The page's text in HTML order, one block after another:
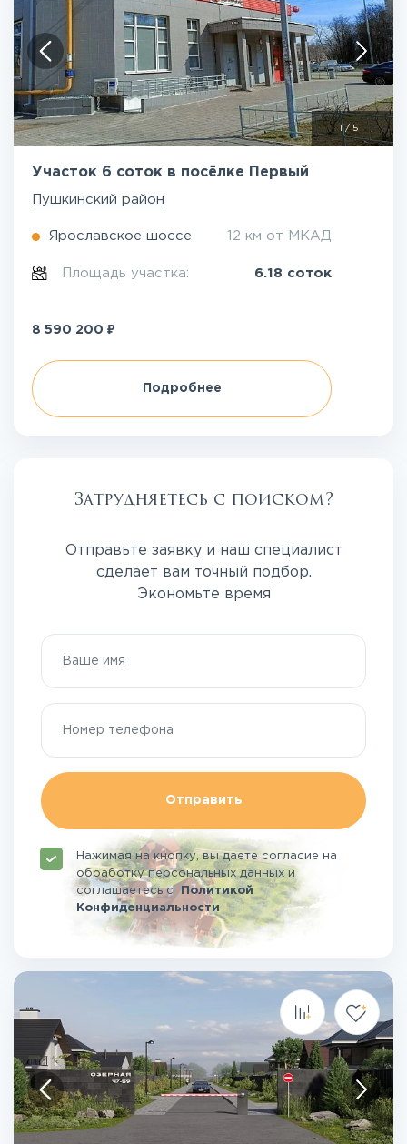
/ 5
Участок 6 соток в посёлке Первый
Пушкинский район
Ярославское шоссе 12 км от МКАД
Площадь участка: 6.18 соток
8 590 200 ₽
Подробнее
Затрудняетесь с поиском?
Отправьте заявку и наш специалист
сделает вам точный подбор.
Экономьте время
Отправить
Нажимая на кнопку, вы даете согласие на
обработку персональных данных и
соглашаетесьсПолитикой
Конфиденциальности